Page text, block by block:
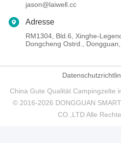
jason@laiwell.cc
Adresse
RM1304, Bld.6, Xinghe-
Dongcheng Ostrd.,
China Gute Qualität Campingzelte
© 2016-2026 DONGGUAN
CO.,LTD Alle